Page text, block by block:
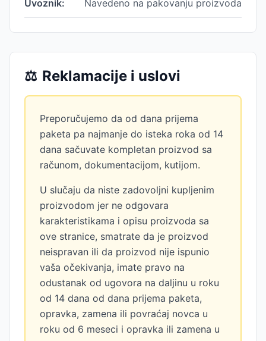
Uvoznik: Navedeno na pakovanju proizvoda
⚖️ Reklamacije i uslovi
Preporučujemo da od dana prijema
paketa pa najmanje do isteka roka od 14
dana sačuvate kompletan proizvod sa
računom, dokumentacijom, kutijom.
U slučaju da niste zadovoljni kupljenim
proizvodom jer ne odgovara
karakteristikama i opisu proizvoda sa
ove stranice, smatrate da je proizvod
neispravan ili da proizvod nije ispunio
vaša očekivanja, imate pravo na
odustanak od ugovora na daljinu u roku
od 14 dana od dana prijema paketa,
opravka, zamena ili povraćaj novca u
roku od 6 meseci i opravka ili zamena u